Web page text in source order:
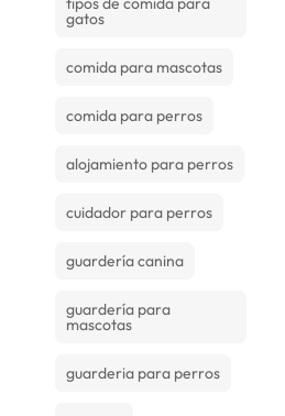
gatos
comida para mascotas
comida para perros
alojamiento para perros
cuidador para perros
guardería canina
guardería para
mascotas
guarderia para perros